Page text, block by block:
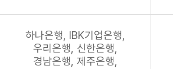
하나은행, IBK기업은행,
우리은행, 신한은행,
경남은행, 제주은행,